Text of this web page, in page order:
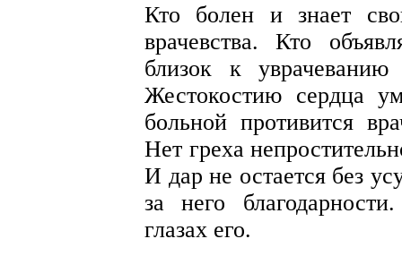
Кто болен и знает
врачевства. Кто
близок к
Жестокостию сердца
больной противится
Нет греха
И дар не остается без
за него
глазах его.